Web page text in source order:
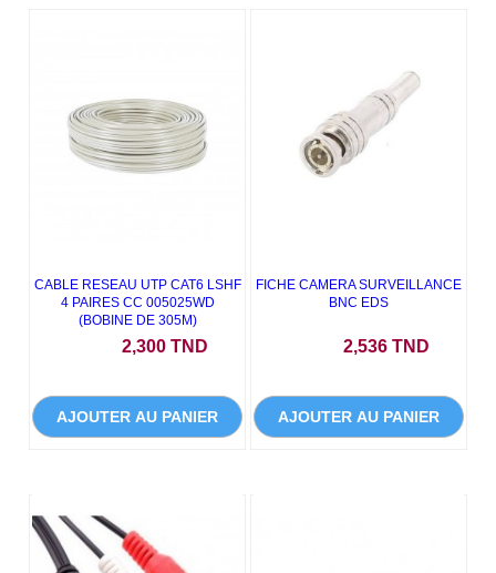
CABLE RESEAU UTP CAT6 LSHF
4 PAIRES CC 005025WD
(BOBINE DE 305M)
2,300 TND
AJOUTER AU PANIER
FICHE CAMERA SURVEILLANCE
BNC EDS
2,536 TND
AJOUTER AU PANIER